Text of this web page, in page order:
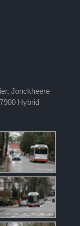
Jonckheere
Hybrid